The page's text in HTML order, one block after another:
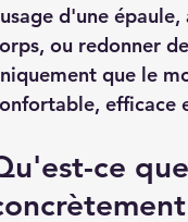
d'une
ou redonner
que le
efficace
ce